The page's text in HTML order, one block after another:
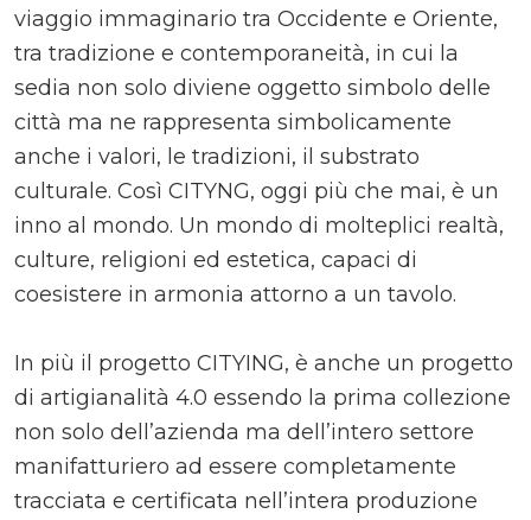
viaggio immaginario tra Occidente e Oriente,
tra tradizione e contemporaneità, in cui la
sedia non solo diviene oggetto simbolo delle
città ma ne rappresenta simbolicamente
anche i valori, le tradizioni, il substrato
culturale. Così CITYNG, oggi più che mai, è un
inno al mondo. Un mondo di molteplici realtà,
culture, religioni ed estetica, capaci di
coesistere in armonia attorno a un tavolo.
In più il progetto CITYING, è anche un progetto
di artigianalità 4.0 essendo la prima collezione
non solo dell’azienda ma dell’intero settore
manifatturiero ad essere completamente
tracciata e certificata nell’intera produzione